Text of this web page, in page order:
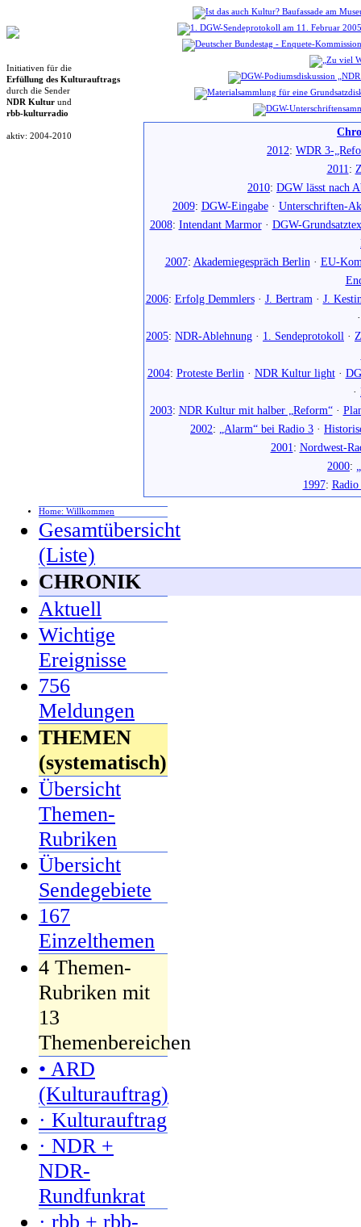
Initiativen für die
Erfüllung des Kulturauftrags
durch die Sender
NDR Kultur und
rbb-kulturradio
aktiv: 2004-2010
2012: WDR 3-
2011:
2010: DGW lässt nach
2009: DGW-Eingabe· Unterschriften-
2008: Intendant Marmor· DGW-
2007: Akademiegespräch Berlin · EU-
2006: Erfolg Demmlers· J. Bertram · J.
2005: NDR-Ablehnung · 1. Sendeprotokoll ·
2004: Proteste Berlin · NDR Kultur light·
·
2003: NDR Kultur mit halber „Reform“·
2002: „Alarm“ bei Radio 3 ·
2001: Nordwest-
2000:
1997:
Home: Willkommen
Gesamtübersicht
(Liste)
CHRONIK
Aktuell
Wichtige
Ereignisse
756
Meldungen
THEMEN
(systematisch)
Übersicht
Themen-
Rubriken
Übersicht
Sendegebiete
167
Einzelthemen
4 Themen-
Rubriken mit
13
Themenbereichen
• ARD
(Kulturauftrag)
· Kulturauftrag
· NDR +
NDR-
Rundfunkrat
· rbb + rbb-